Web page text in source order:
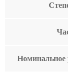
Номинальное